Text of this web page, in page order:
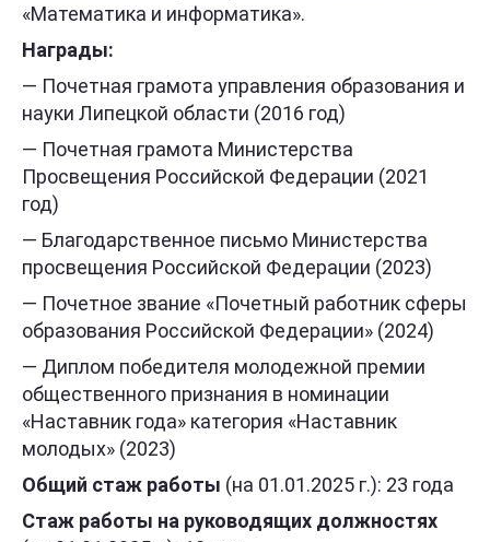
«Математика и информатика».
Награды:
— Почетная грамота управления образования и
науки Липецкой области (2016 год)
— Почетная грамота Министерства
Просвещения Российской Федерации (2021
год)
— Благодарственное письмо Министерства
просвещения Российской Федерации (2023)
— Почетное звание «Почетный работник сферы
образования Российской Федерации» (2024)
— Диплом победителя молодежной премии
общественного признания в номинации
«Наставник года» категория «Наставник
молодых» (2023)
Общий стаж работы (на 01.01.2025 г.): 23 года
Стаж работы на руководящих должностях